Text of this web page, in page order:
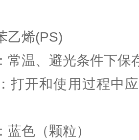
乙烯(PS)
常温、避光条件下
打开和使用过程中
蓝色（颗粒）